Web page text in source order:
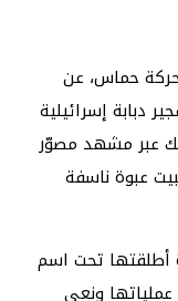
حماس، عن
دبابة إسرائيلية
عبر مشهد مصوّر
عبوة ناسفة
تحت اسم
ونعي